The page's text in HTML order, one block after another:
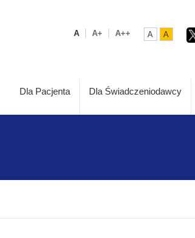
A A+ A++ A A
Dla Pacjenta Dla Świadczeniodawcy